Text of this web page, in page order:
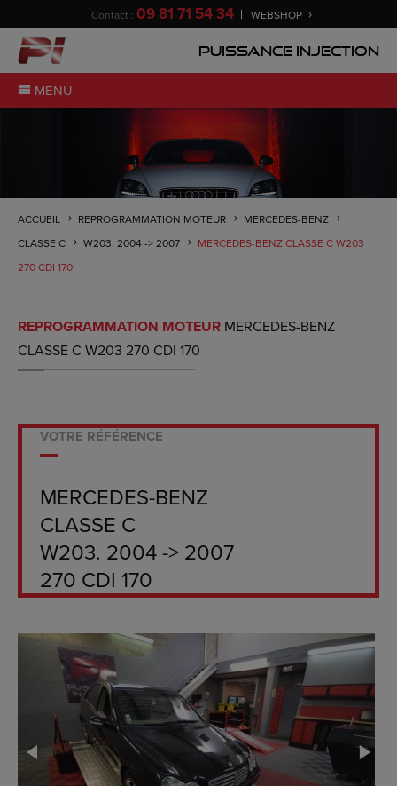
Contact : 09 81 71 54 34 WEBSHOP
Puissance Injection
MENU
ACCUEIL REPROGRAMMATION MOTEUR
MERCEDES-BENZ
CLASSE C
W203. 2004 -> 2007
MERCEDES-BENZ CLASSE C W203
270 CDI 170
REPROGRAMMATION MOTEUR MERCEDES-BENZ
CLASSE C W203 270 CDI 170
VOTRE RÉFÉRENCE
MERCEDES-BENZ
CLASSE C
W203. 2004 -> 2007
270 CDI 170